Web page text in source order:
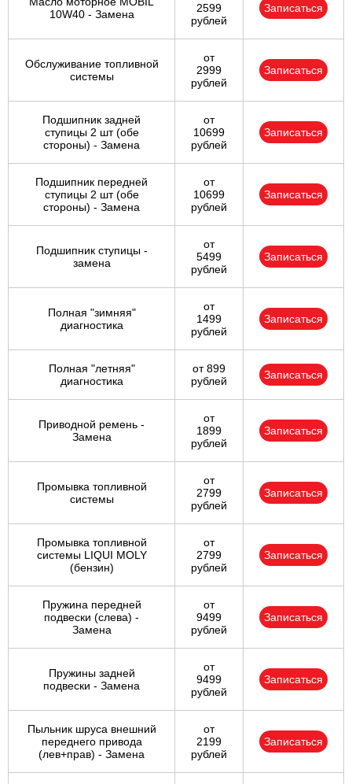
10W40 - Замена
2599
рублей
Записаться
Обслуживание топливной
системы
от
2999
рублей
Записаться
Подшипник задней
ступицы 2 шт (обе
стороны) - Замена
от
10699
рублей
Записаться
Подшипник передней
ступицы 2 шт (обе
стороны) - Замена
от
10699
рублей
Записаться
Подшипник ступицы -
замена
от
5499
рублей
Записаться
Полная "зимняя"
диагностика
от
1499
рублей
Записаться
Полная "летняя"
диагностика
от 899
рублей
Записаться
Приводной ремень -
Замена
от
1899
рублей
Записаться
Промывка топливной
системы
от
2799
рублей
Записаться
Промывка топливной
системы LIQUI MOLY
(бензин)
от
2799
рублей
Записаться
Пружина передней
подвески (слева) -
Замена
от
9499
рублей
Записаться
Пружины задней
подвески - Замена
от
9499
рублей
Записаться
Пыльник шруса внешний
переднего привода
(лев+прав) - Замена
от
2199
рублей
Записаться